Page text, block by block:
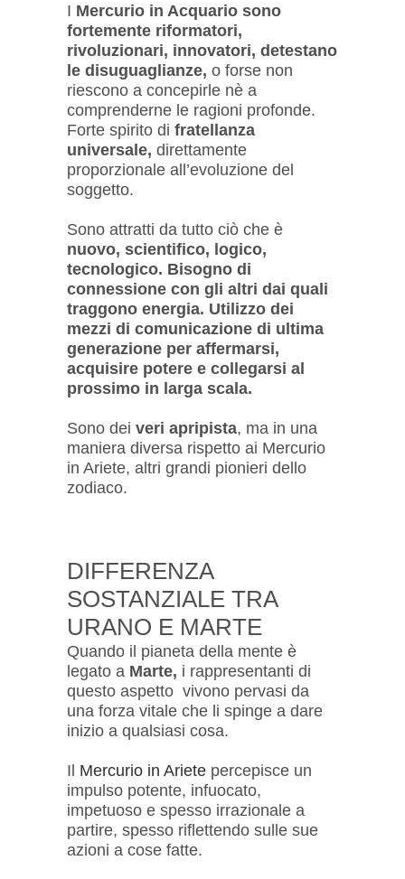
I Mercurio in Acquario sono
fortemente riformatori,
rivoluzionari, innovatori, detestano
le disuguaglianze, o forse non
riescono a concepirle nè a
comprenderne le ragioni profonde.
Forte spirito di fratellanza
universale, direttamente
proporzionale all’evoluzione del
soggetto.
Sono attratti da tutto ciò che è
nuovo, scientifico, logico,
tecnologico. Bisogno di
connessione con gli altri dai quali
traggono energia. Utilizzo dei
mezzi di comunicazione di ultima
generazione per affermarsi,
acquisire potere e collegarsi al
prossimo in larga scala.
Sono dei veri apripista, ma in una
maniera diversa rispetto ai Mercurio
in Ariete, altri grandi pionieri dello
zodiaco.
DIFFERENZA
SOSTANZIALE TRA
URANO E MARTE
Quando il pianeta della mente è
legato a Marte, i rappresentanti di
questo aspetto vivono pervasi da
una forza vitale che li spinge a dare
inizio a qualsiasi cosa.
Il Mercurio in Ariete percepisce un
impulso potente, infuocato,
impetuoso e spesso irrazionale a
partire, spesso riflettendo sulle sue
azioni a cose fatte.